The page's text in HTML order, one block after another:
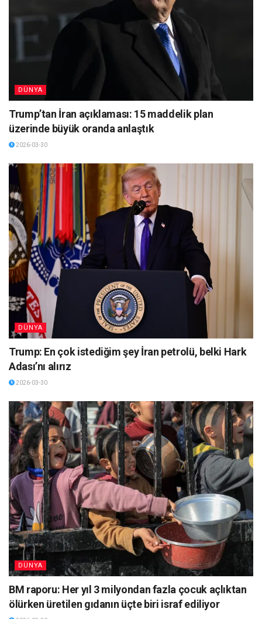
DÜNYA
Trump’tan İran açıklaması: 15 maddelik plan
üzerinde büyük oranda anlaştık
2026-03-30
DÜNYA
Trump: En çok istediğim şey İran petrolü, belki Hark
Adası’nı alırız
2026-03-30
DÜNYA
BM raporu: Her yıl 3 milyondan fazla çocuk açlıktan
ölürken üretilen gıdanın üçte biri israf ediliyor